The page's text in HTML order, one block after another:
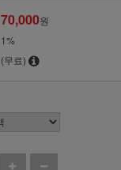
70,000원
1%
(무료)